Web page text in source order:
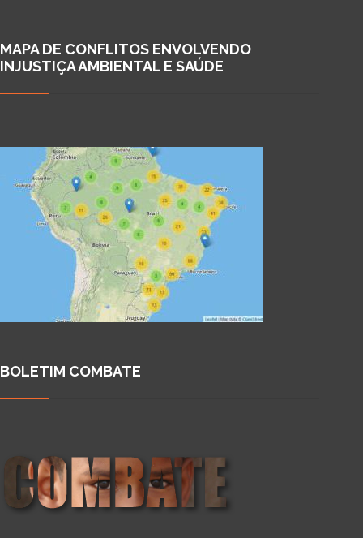
MAPA DE CONFLITOS ENVOLVENDO
INJUSTIÇA AMBIENTAL E SAÚDE
BOLETIM COMBATE